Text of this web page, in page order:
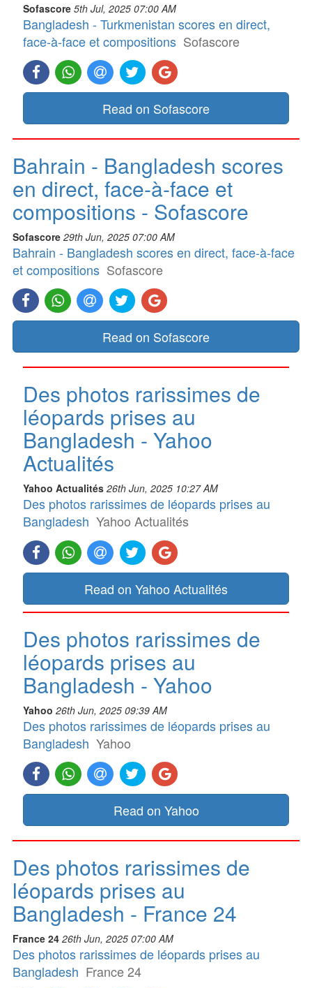
Sofascore 5th Jul, 2025 07:00 AM
Bangladesh - Turkmenistan scores en direct,
face-à-face et compositions Sofascore
Read on Sofascore
Bahrain - Bangladesh scores
en direct, face-à-face et
compositions - Sofascore
Sofascore 29th Jun, 2025 07:00 AM
Bahrain - Bangladesh scores en direct, face-à-face
et compositions Sofascore
Read on Sofascore
Des photos rarissimes de
léopards prises au
Bangladesh - Yahoo
Actualités
Yahoo Actualités 26th Jun, 2025 10:27 AM
Des photos rarissimes de léopards prises au
Bangladesh Yahoo Actualités
Read on Yahoo Actualités
Des photos rarissimes de
léopards prises au
Bangladesh - Yahoo
Yahoo 26th Jun, 2025 09:39 AM
Des photos rarissimes de léopards prises au
Bangladesh Yahoo
Read on Yahoo
Des photos rarissimes de
léopards prises au
Bangladesh - France 24
France 24 26th Jun, 2025 07:00 AM
Des photos rarissimes de léopards prises au
Bangladesh France 24